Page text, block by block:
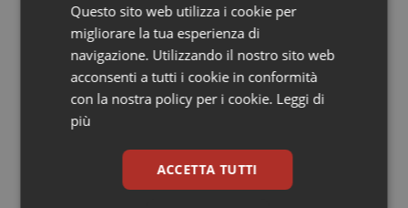
Tumore al seno
Tumore ovarico
Tumori del Polmone & Testa Collo
Tumori gastrointestinali
Potrebbe interessarti in
Questo sito web utilizza i cookie per
migliorare la tua esperienza di
navigazione. Utilizzando il nostro sito web
acconsenti a tutti i cookie in conformità
con la nostra policy per i cookie. Leggi di
più
ACCETTA TUTTI